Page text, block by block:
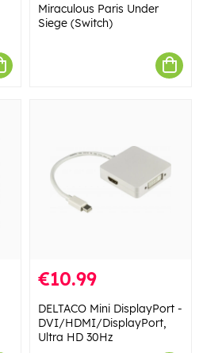
Miraculous Paris Under
Siege (Switch)
€10.99
DELTACO Mini DisplayPort -
DVI/HDMI/DisplayPort,
Ultra HD 30Hz